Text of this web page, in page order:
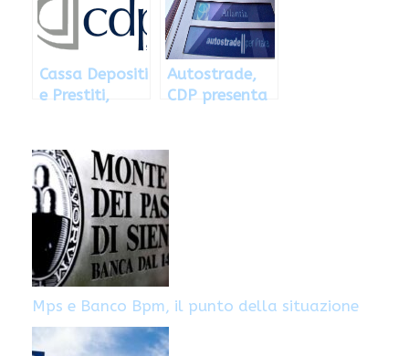
e Prestiti
Cassa Depositi
e Prestiti,
Roma
Autostrade,
CDP presenta
Mps e Banco Bpm, il punto della situazione